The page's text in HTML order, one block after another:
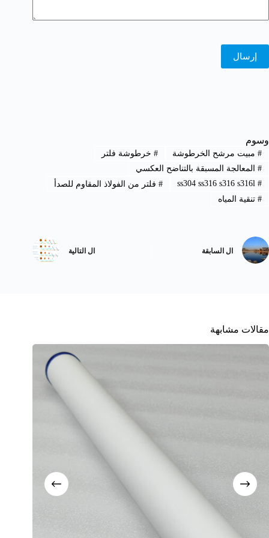
إرسال
وسوم
#مبيت مرشح الخرطوشة #خرطوشة فلتر
#المعالجة المسبقة بالتناضح العكسي
#
ss304 ss316 s316 s316l
#فلتر من الفولاذ المقاوم للصدأ
#تنقية المياه
ال السابقة ال التالية
مقالات مشابهة